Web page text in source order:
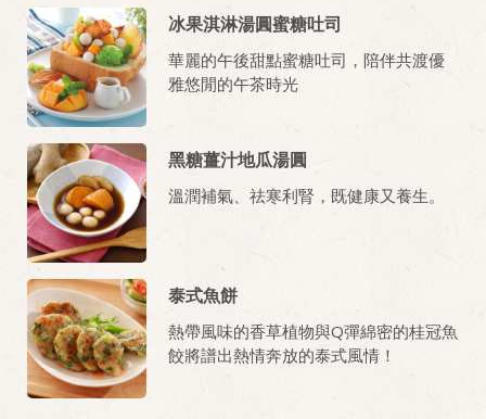
冰果淇淋湯圓蜜糖吐司
華麗的午後甜點蜜糖吐司，陪伴共渡優
雅悠閒的午茶時光
黑糖薑汁地瓜湯圓
溫潤補氣、祛寒利腎，既健康又養生。
泰式魚餅
熱帶風味的香草植物與Q彈綿密的桂冠魚
餃將譜出熱情奔放的泰式風情！